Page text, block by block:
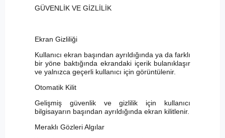
GÜVENLİK VE GİZLİLİK
Ekran Gizliliği
Kullanıcı ekran başından ayrıldığında ya da farklı
bir yöne baktığında ekrandaki içerik bulanıklaşır
ve yalnızca geçerli kullanıcı için görüntülenir.
Otomatik Kilit
Gelişmiş güvenlik ve gizlilik için kullanıcı
bilgisayarın başından ayrıldığında ekran kilitlenir.
Meraklı Gözleri Algılar